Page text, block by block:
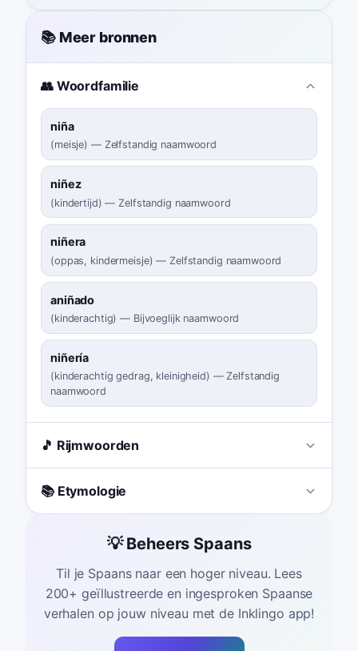
📚 Meer bronnen
👥 Woordfamilie
niña
(meisje) — Zelfstandig naamwoord
niñez
(kindertijd) —Zelfstandig naamwoord
niñera
(oppas, kindermeisje) —Zelfstandig naamwoord
aniñado
(kinderachtig) — Bijvoeglijk naamwoord
niñería
(kinderachtig gedrag, kleinigheid) —Zelfstandig
naamwoord
🎵 Rijmwoorden
📚 Etymologie
💡 Beheers Spaans
Til je Spaans naar een hoger niveau. Lees
200+ geïllustreerde en ingesproken Spaanse
verhalen op jouw niveau met de Inklingo app!